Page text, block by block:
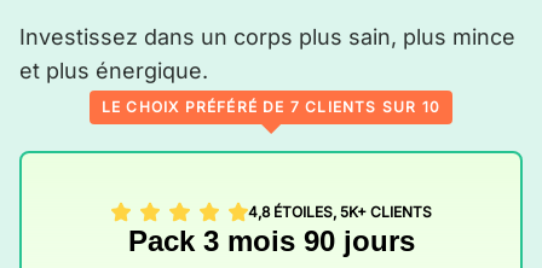
Investissez dans un corps plus sain, plus mince
et plus énergique.
LE CHOIX PRÉFÉRÉ DE 7 CLIENTS SUR 10
4,8 ÉTOILES, 5K+ CLIENTS
Pack 3 mois 90 jours